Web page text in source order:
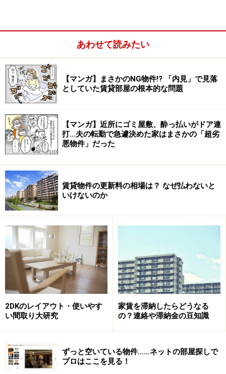
広告する、いわゆる「オトリ広告」は激減しているので
しかし、その一方で、なんとか、店に呼びたい不動産会
社は、ひどい物件をなんとか良さそうに見せかけようと
する工夫も増えてきています。雨の日に撮影するより
も、晴れの日のほうが綺麗だから写真を撮り直す、とい
うくらいなら「工夫」の範囲ですが、なかには、行き過
ぎた工夫が散見されます。
付けるべきポイントについて、論じたいと思います。
あわせて読みたい
【マンガ】まさかのNG物件!? 「内見」で見落
としていた賃貸部屋の根本的な問題
【マンガ】近所にゴミ屋敷、酔っ払いがドア連
打…夫の転勤で急遽決めた家はまさかの「超劣
悪物件」だった
賃貸物件の更新料の相場は？ なぜ払わないと
いけないのか
2DKのレイアウト・使いやす
い間取り大研究
家賃を滞納したらどうなる
の？連絡や滞納金の豆知識
ずっと空いている物件……ネットの部屋探しで
プロはここを見る！